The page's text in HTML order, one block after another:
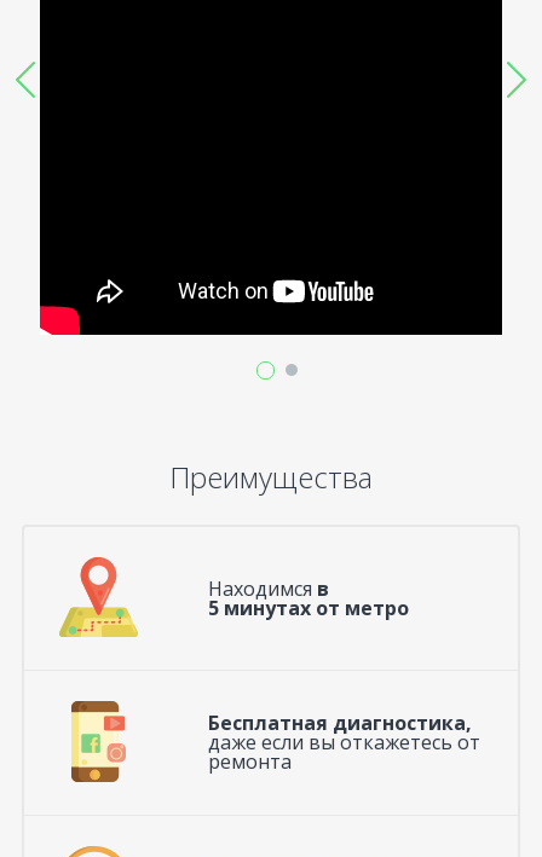
Преимущества
Находимся в
5 минутах от метро
Бесплатная диагностика,
даже если вы откажетесь от
ремонта